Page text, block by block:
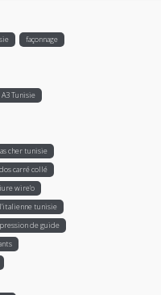
façonnage
Tunisie
cher tunisie
carré collé
wire’o
tunisie
de guide